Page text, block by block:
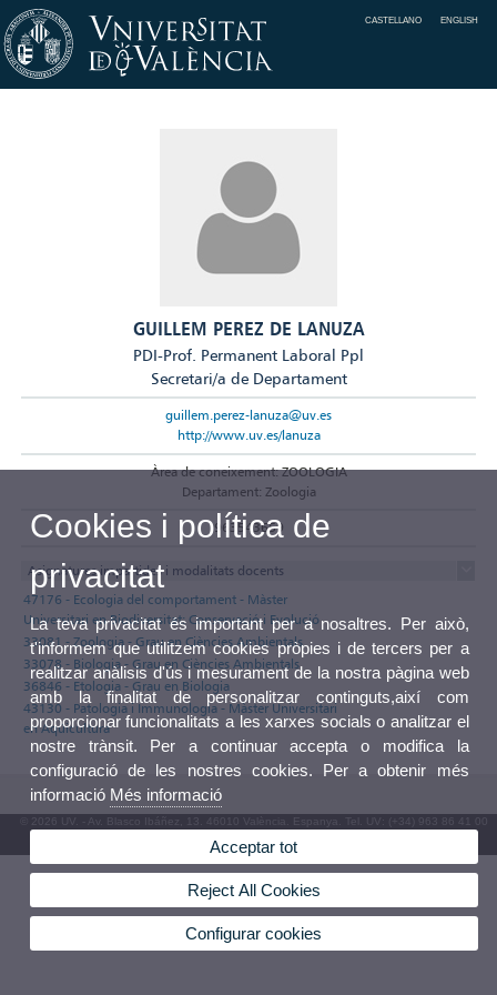
CASTELLANO ENGLISH
GUILLEM PEREZ DE LANUZA
PDI-Prof. Permanent Laboral Ppl
Secretari/a de Departament
guillem.perez-lanuza@uv.es
http://www.uv.es/lanuza
Àrea de coneixement: ZOOLOGIA
Departament: Zoologia
963543659
Asignatures impartides i modalitats docents
47176 - Ecologia del comportament - Màster
Universitari en Biodiversitat: Conservació i Evolució
33081 - Zoologia - Grau en Ciències Ambientals
33078 - Biologia - Grau en Ciències Ambientals
36846 - Etologia - Grau en Biologia
43130 - Patologia i Immunologia - Màster Universitari
en Aqüicultura
© 2026 UV. - Av. Blasco Ibáñez, 13. 46010 València. Espanya. Tel. UV: (+34) 963 86 41 00
Bústia UV
Cookies i política de
privacitat
La teva privacitat és important per a nosaltres. Per això,
t'informem que utilitzem cookies pròpies i de tercers per a
realitzar anàlisis d'ús i mesurament de la nostra pàgina web
amb la finalitat de personalitzar continguts,així com
proporcionar funcionalitats a les xarxes socials o analitzar el
nostre trànsit. Per a continuar accepta o modifica la
configuració de les nostres cookies. Per a obtenir més
informació Més informació
Acceptar tot
Reject All Cookies
Configurar cookies